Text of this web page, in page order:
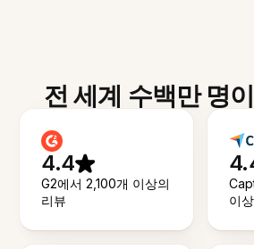
전 세계 수백만 명
4.4
G2에서 2,100개 이상의
리뷰
이